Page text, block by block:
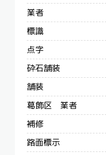
業者
標識
点字
砕石舗装
舗装
葛飾区 業者
補修
路面標示